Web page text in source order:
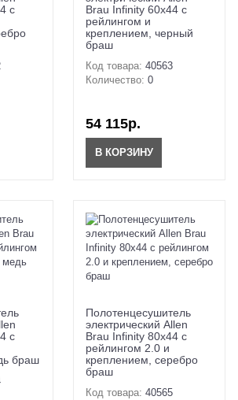
с
Brau Infinity 60x44 с
рейлингом и
креплением, черный
браш
Код товара: 40563
Количество: 0
54 115р.
В КОРЗИНУ
с
браш
Полотенцесушитель
электрический Allen
Brau Infinity 80x44 с
рейлингом 2.0 и
креплением, серебро
браш
Код товара: 40565